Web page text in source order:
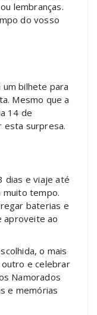
lembranças.
do vosso
um bilhete para
Mesmo que a
14 de
esta surpresa.
dias e viaje até
muito tempo.
baterias e
aproveite ao
o mais
e celebrar
Namorados
e memórias